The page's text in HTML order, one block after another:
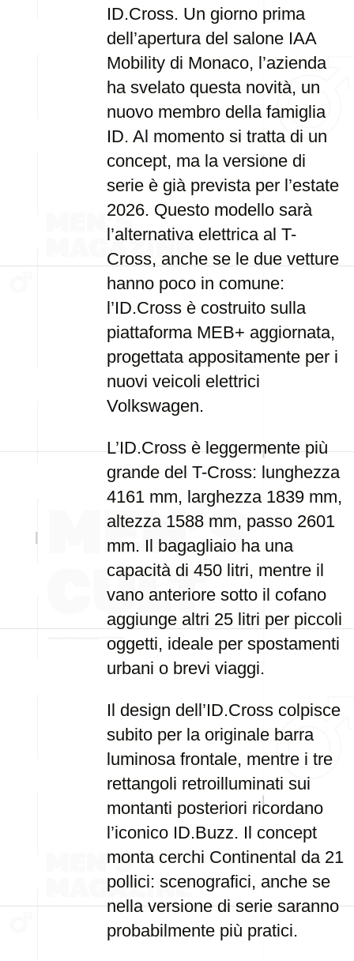
ID.Cross. Un giorno prima
dell’apertura del salone IAA
Mobility di Monaco, l’azienda
ha svelato questa novità, un
nuovo membro della famiglia
ID. Al momento si tratta di un
concept, ma la versione di
serie è già prevista per l’estate
2026. Questo modello sarà
l’alternativa elettrica al T-
Cross, anche se le due vetture
hanno poco in comune:
l’ID.Cross è costruito sulla
piattaforma MEB+ aggiornata,
progettata appositamente per i
nuovi veicoli elettrici
Volkswagen.
L’ID.Cross è leggermente più
grande del T-Cross: lunghezza
4161 mm, larghezza 1839 mm,
altezza 1588 mm, passo 2601
mm. Il bagagliaio ha una
capacità di 450 litri, mentre il
vano anteriore sotto il cofano
aggiunge altri 25 litri per piccoli
oggetti, ideale per spostamenti
urbani o brevi viaggi.
Il design dell’ID.Cross colpisce
subito per la originale barra
luminosa frontale, mentre i tre
rettangoli retroilluminati sui
montanti posteriori ricordano
l’iconico ID.Buzz. Il concept
monta cerchi Continental da 21
pollici: scenografici, anche se
nella versione di serie saranno
probabilmente più pratici.